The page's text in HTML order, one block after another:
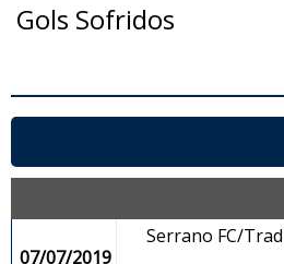
Gols Sofridos
07/07/2019
Serrano FC/